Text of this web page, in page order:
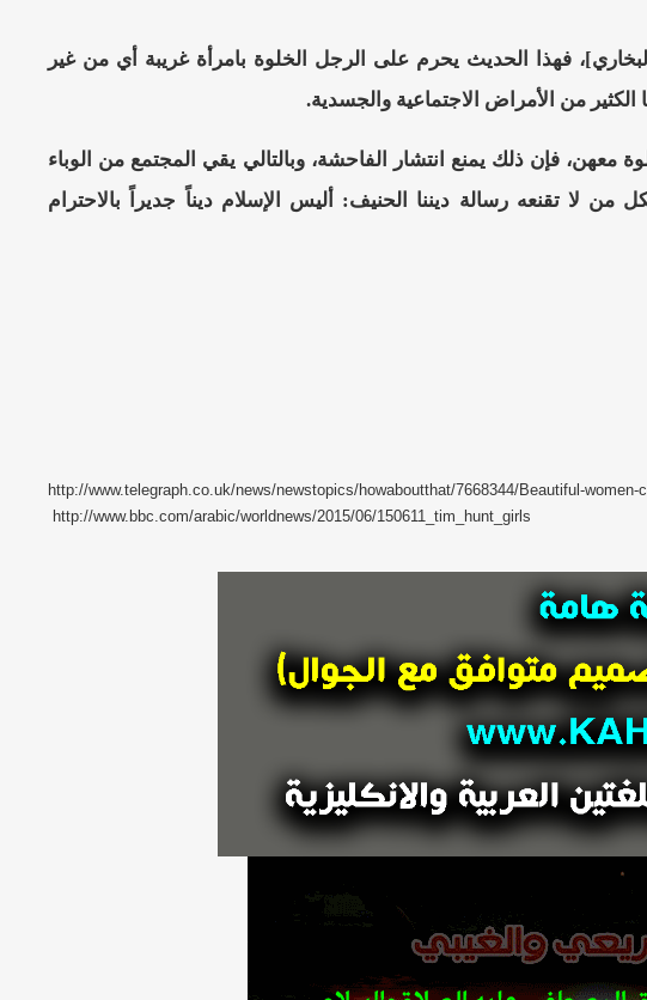
فهذا الحديث يحرم على الرجل الخلوة بامرأة غريبة أي من غير
الكثير من الأمراض الاجتماعية والجسدية.
معهن، فإن ذلك يمنع انتشار الفاحشة، وبالتالي يقي المجتمع من الوباء
لا تقنعه رسالة ديننا الحنيف: أليس الإسلام ديناً جديراً بالاحترام
http://www.telegraph.co.uk/news/newstopics/howaboutthat/7668344/Beautiful-
http://www.bbc.com/arabic/worldnews/2015/06/150611_tim_hunt_girls